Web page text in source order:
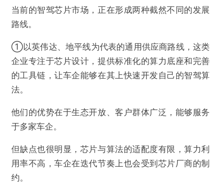
当前的智驾芯片市场，正在形成两种截然不同的发展
路线。
①以英伟达、地平线为代表的通用供应商路线，这类
企业专注于芯片设计，提供标准化的算力底座和完善
的工具链，让车企能够在其上快速开发自己的智驾算
法。
他们的优势在于生态开放、客户群体广泛，能够服务
于多家车企。
但缺点也很明显，芯片与算法的适配度有限，算力利
用率不高，车企在迭代节奏上也会受到芯片厂商的制
约。